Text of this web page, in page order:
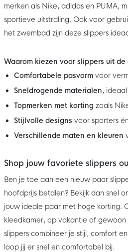
merken als Nike, adidas en PUMA,
sportieve uitstraling. Ook voor
het zwembad zijn deze slippers
Waarom kiezen voor slippers uit de
Comfortabele pasvorm voor
Sneldrogende materialen,
Topmerken met korting zoals
Stijlvolle designs voor sporters
Verschillende maten en kleuren
Shop jouw favoriete slippers
Ben je toe aan een nieuw paar
hoofdprijs betalen? Bekijk dan snel
jouw ideale paar met hoge korting.
kleedkamer, op vakantie of
slippers combineer je stijl, comfort
loop jij er snel en comfortabel bij.